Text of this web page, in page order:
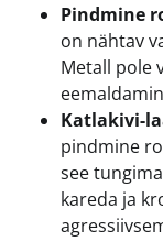
Pindmine
on nähtav
Metall pole
Katlakivi-
pindmine
see
kareda ja